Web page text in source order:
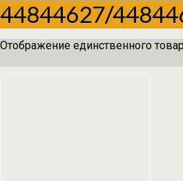
44844627/
Отображение единственного